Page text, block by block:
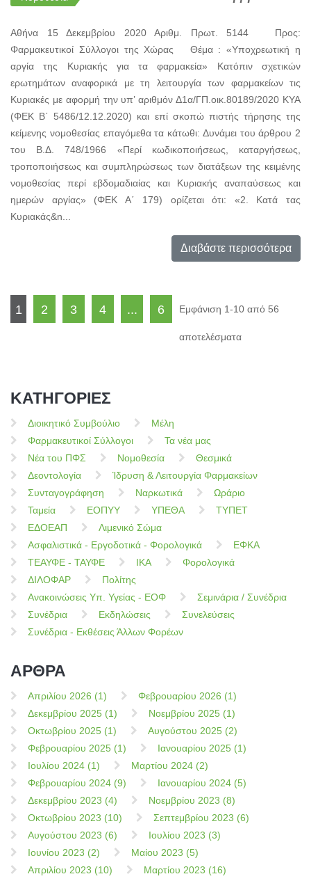
Αθήνα 15 Δεκεμβρίου 2020 Αριθμ. Πρωτ. 5144 Προς:
Φαρμακευτικοί Σύλλογοι της Χώρας Θέμα : «Υποχρεωτική η
αργία της Κυριακής για τα φαρμακεία» Κατόπιν σχετικών
ερωτημάτων αναφορικά με τη λειτουργία των φαρμακείων τις
Κυριακές με αφορμή την υπ’ αριθμόν Δ1α/ΓΠ.οικ.80189/2020 ΚΥΑ
(ΦΕΚ Β΄ 5486/12.12.2020) και επί σκοπώ πιστής τήρησης της
κείμενης νομοθεσίας επαγόμεθα τα κάτωθι: Δυνάμει του άρθρου 2
του Β.Δ. 748/1966 «Περί κωδικοποιήσεως, καταργήσεως,
τροποποιήσεως και συμπληρώσεως των διατάξεων της κειμένης
νομοθεσίας περί εβδομαδιαίας και Κυριακής αναπαύσεως και
ημερών αργίας» (ΦΕΚ Α΄ 179) ορίζεται ότι: «2. Κατά τας
Κυριακάς&n...
Διαβάστε περισσότερα
1 2 3 4 ... 6 Εμφάνιση 1-10 από 56
αποτελέσματα
ΚΑΤΗΓΟΡΙΕΣ
Διοικητικό Συμβούλιο
Μέλη
Φαρμακευτικοί Σύλλογοι
Τα νέα μας
Νέα του ΠΦΣ
Νομοθεσία
Θεσμικά
Δεοντολογία
Ίδρυση & Λειτουργία Φαρμακείων
Συνταγογράφηση
Ναρκωτικά
Ωράριο
Ταμεία
ΕΟΠΥΥ ΥΠΕΘΑ
ΤΥΠΕΤ
ΕΔΟΕΑΠ
Λιμενικό Σώμα
Ασφαλιστικά - Εργοδοτικά - Φορολογικά
ΕΦΚΑ
ΤΕΑΥΦΕ - ΤΑΥΦΕ
ΙΚΑ
Φορολογικά
ΔΙΛΟΦΑΡ
Πολίτης
Ανακοινώσεις Υπ. Υγείας - ΕΟΦ
Σεμινάρια / Συνέδρια
Συνέδρια
Εκδηλώσεις
Συνελεύσεις
Συνέδρια - Εκθέσεις Άλλων Φορέων
ΑΡΘΡΑ
Απριλίου 2026 (1)
Φεβρουαρίου 2026 (1)
Δεκεμβρίου 2025 (1)
Νοεμβρίου 2025 (1)
Οκτωβρίου 2025 (1)
Αυγούστου 2025 (2)
Φεβρουαρίου 2025 (1)
Ιανουαρίου 2025 (1)
Ιουλίου 2024 (1)
Μαρτίου 2024 (2)
Φεβρουαρίου 2024 (9)
Ιανουαρίου 2024 (5)
Δεκεμβρίου 2023 (4)
Νοεμβρίου 2023 (8)
Οκτωβρίου 2023 (10)
Σεπτεμβρίου 2023 (6)
Αυγούστου 2023 (6)
Ιουλίου 2023 (3)
Ιουνίου 2023 (2)
Μαίου 2023 (5)
Απριλίου 2023 (10)
Μαρτίου 2023 (16)